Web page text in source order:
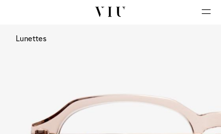
Lunettes